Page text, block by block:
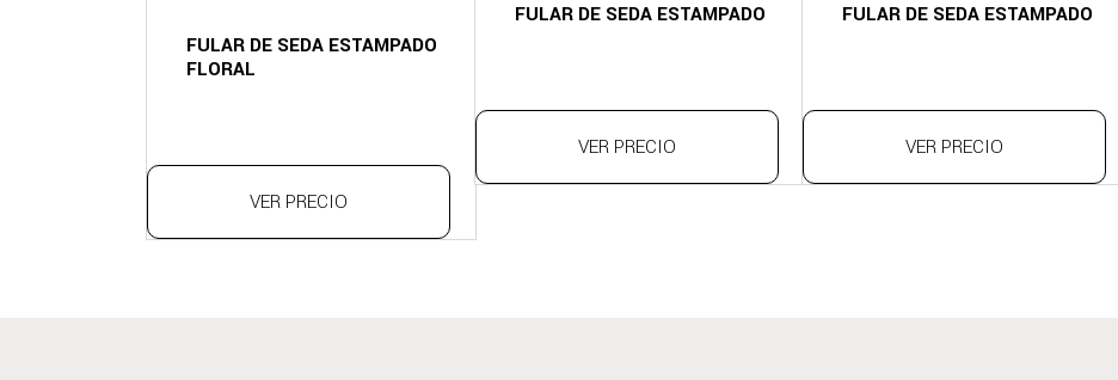
FULAR DE SEDA ESTAMPADO
FLORAL
VER PRECIO
FULAR DE SEDA ESTAMPADO
VER PRECIO
FULAR DE SEDA ESTAMPADO
VER PRECIO